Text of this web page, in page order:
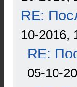
RE:
10-2016,
RE:
05-10-